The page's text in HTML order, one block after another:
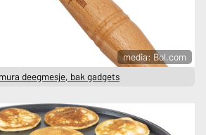
media: Bol.com
deegmesje, bak gadgets